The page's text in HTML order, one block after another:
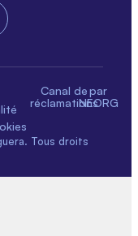
Canal de
réclamations
par
NEORG
Tous droits